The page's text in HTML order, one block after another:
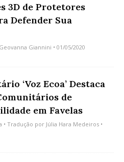
3D de Protetores
Defender Sua
Geovanna Giannini • 01/05/2020
‘Voz Ecoa’ Destaca
de
em Favelas
• Tradução por Júlia Hara Medeiros •